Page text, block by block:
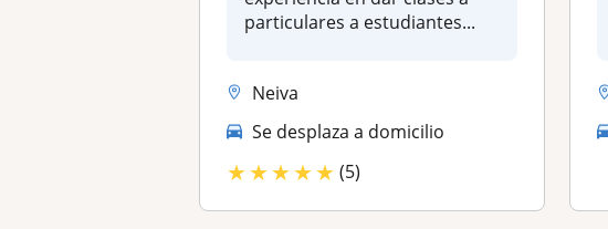
particulares a estudiantes...
Neiva
Se desplaza a domicilio
★★★★★ (5)